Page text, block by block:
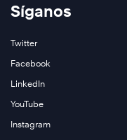
Síganos
Twitter
Facebook
LinkedIn
YouTube
Instagram